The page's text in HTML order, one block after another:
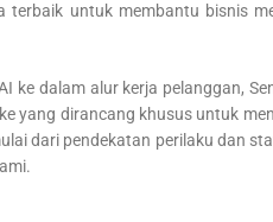
untuk membantu bisnis
dalam alur kerja pelanggan,
yang dirancang khusus untuk
dari pendekatan perilaku dan